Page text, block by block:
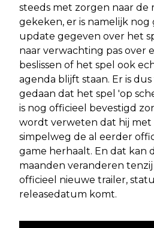
steeds met zorgen naar de
gekeken, er is namelijk nog
update gegeven over het
naar verwachting pas over
beslissen of het spel ook
agenda blijft staan. Er is
gedaan dat het spel 'op
is nog officieel bevestigd
wordt verweten dat hij met
simpelweg de al eerder
game herhaalt. En dat kan
maanden veranderen
officieel nieuwe trailer,
releasedatum komt.